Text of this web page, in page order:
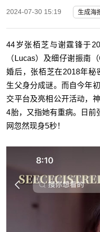
2024-07-30 15:19 生成海
44岁张栢芝与谢霆锋于
（Lucas）及细仔谢振南
婚后，张栢芝在2018年秘
生父身分成谜。而自今年
交平台及亮相公开活动，
4胎，又指她有重病。日前
网忽然现身5秒！